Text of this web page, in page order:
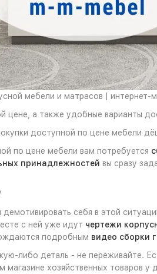
мебели и матрасов | интернет-
цене, а также удобные варианты
доступной по цене мебели
по цене мебели вам потребуется
принадлежностей вы сразу
себя в этой
с ней уже идут чертежи
подробным видео сборки
либо деталь - не переживайте.
хозяйственных товаров